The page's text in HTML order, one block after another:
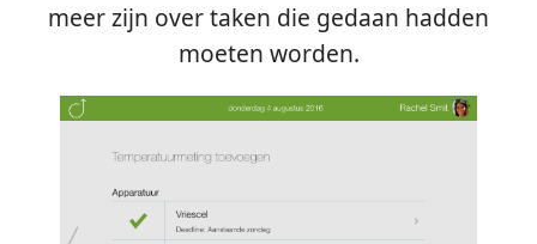
meer zijn over taken die gedaan hadden
moeten worden.